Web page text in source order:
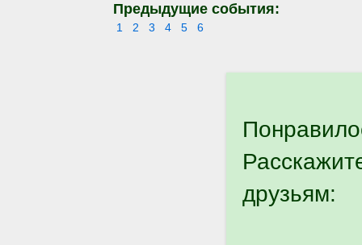
Предыдущие события:
1 2 3 4 5 6
друзьям: